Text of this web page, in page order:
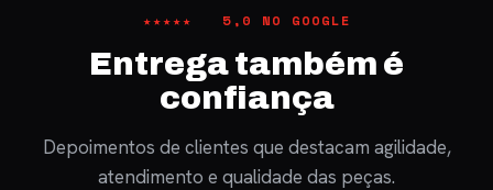
★★★★★ 5,0 NO GOOGLE
Entrega também é
confiança
Depoimentos de clientes que destacam agilidade,
atendimento e qualidade das peças.